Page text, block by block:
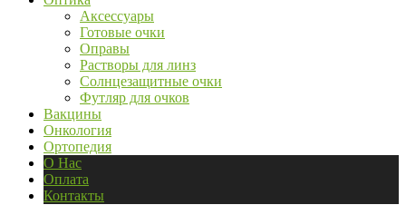
Аксессуары
Готовые очки
Оправы
Растворы для линз
Солнцезащитные очки
Футляр для очков
Вакцины
Онкология
Ортопедия
О Нас
Оплата
Контакты